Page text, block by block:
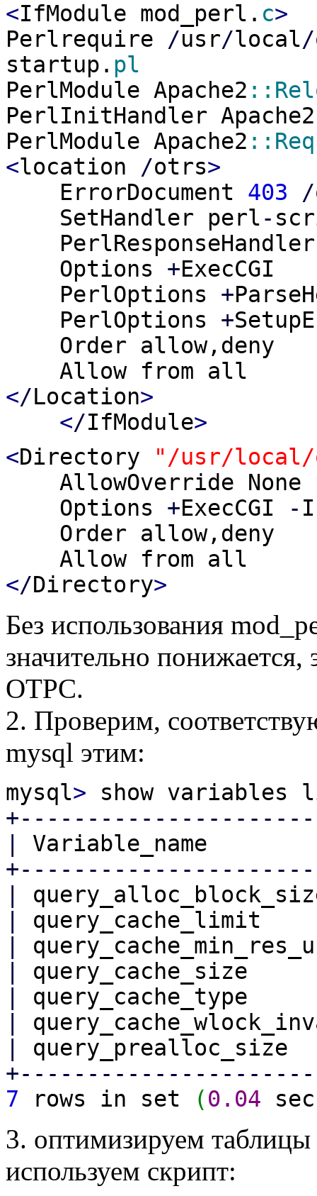
<IfModule mod_perl. c>
Perlrequire /usr/local/
startup. pl
PerlModule Apache2 ::
PerlInitHandler Apache2
PerlModule Apache2 ::
<location /otrs>
ErrorDocument 403 /
SetHandler perl-
PerlResponseHandler
Options +ExecCGI
PerlOptions +
PerlOptions +
Order allow,deny
Allow from all
</Location>
</IfModule>
<Directory
"/usr/
AllowOverride None
Options +ExecCGI -
Order allow,deny
Allow from all
</Directory>
Без использования
значительно понижается,
ОТРС.
2. Проверим,
mysql этим:
mysql> show
7 rows in set (0.04 sec
3. оптимизируем
используем скрипт: